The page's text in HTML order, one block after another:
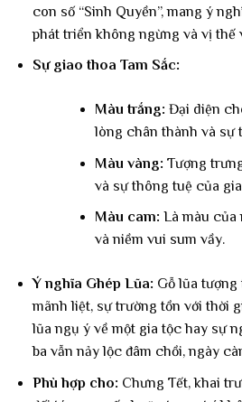
con số “Sinh Quyền”, mang ý
phát triển không ngừng và vị thế
Sự giao thoa Tam Sắc:
Màu trắng: Đại diện
lòng chân thành và sự
Màu vàng: Tượng
và sự thông tuệ của
Màu cam: Là màu của
và niềm vui sum vầy.
Ý nghĩa Ghép Lũa: Gỗ lũa
mãnh liệt, sự trường tồn với thời
lũa ngụ ý về một gia tộc hay sự
ba vẫn nảy lộc đâm chồi, ngày
Phù hợp cho: Chưng Tết, khai